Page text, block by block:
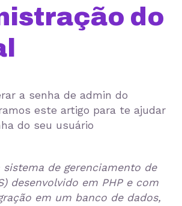
do
a senha de admin do
este artigo para te ajudar
do seu usuário
sistema de gerenciamento de
desenvolvido em PHP e com
em um banco de dados,